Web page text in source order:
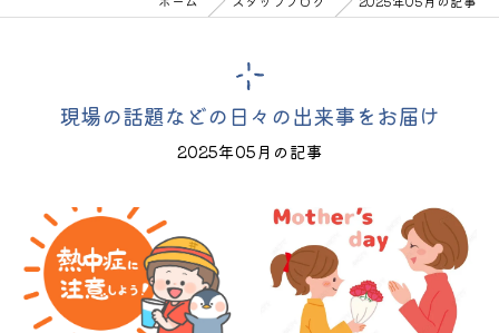
現場の話題などの日々の出来事をお届け
2025年05月の記事